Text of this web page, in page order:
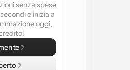
senza spese
e inizia a
oggi,